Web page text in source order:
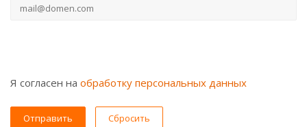
Я согласен на обработку персональных данных
Сбросить